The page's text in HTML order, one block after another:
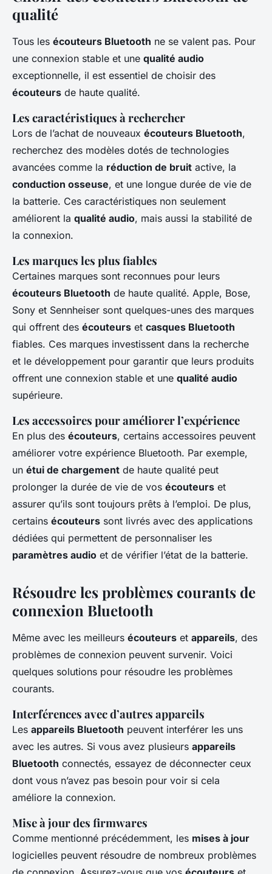
qualité
Tous les écouteurs Bluetooth ne se valent pas. Pour
une connexion stable et une qualité audio
exceptionnelle, il est essentiel de choisir des
écouteurs de haute qualité.
Les caractéristiques à rechercher
Lors de l’achat de nouveaux écouteurs Bluetooth,
recherchez des modèles dotés de technologies
avancées comme la réduction de bruit active, la
conduction osseuse, et une longue durée de vie de
la batterie. Ces caractéristiques non seulement
améliorent la qualité audio, mais aussi la stabilité de
la connexion.
Les marques les plus fiables
Certaines marques sont reconnues pour leurs
écouteurs Bluetooth de haute qualité. Apple, Bose,
Sony et Sennheiser sont quelques-unes des marques
qui offrent des écouteurs et casques Bluetooth
fiables. Ces marques investissent dans la recherche
et le développement pour garantir que leurs produits
offrent une connexion stable et une qualité audio
supérieure.
Les accessoires pour améliorer l’expérience
En plus des écouteurs, certains accessoires peuvent
améliorer votre expérience Bluetooth. Par exemple,
un étui de chargement de haute qualité peut
prolonger la durée de vie de vos écouteurs et
assurer qu’ils sont toujours prêts à l’emploi. De plus,
certains écouteurs sont livrés avec des applications
dédiées qui permettent de personnaliser les
paramètres audio et de vérifier l’état de la batterie.
Résoudre les problèmes courants de
connexion Bluetooth
Même avec les meilleurs écouteurs et appareils, des
problèmes de connexion peuvent survenir. Voici
quelques solutions pour résoudre les problèmes
courants.
Interférences avec d’autres appareils
Les appareils Bluetooth peuvent interférer les uns
avec les autres. Si vous avez plusieurs appareils
Bluetooth connectés, essayez de déconnecter ceux
dont vous n’avez pas besoin pour voir si cela
améliore la connexion.
Mise à jour des firmwares
Comme mentionné précédemment, les mises à jour
logicielles peuvent résoudre de nombreux problèmes